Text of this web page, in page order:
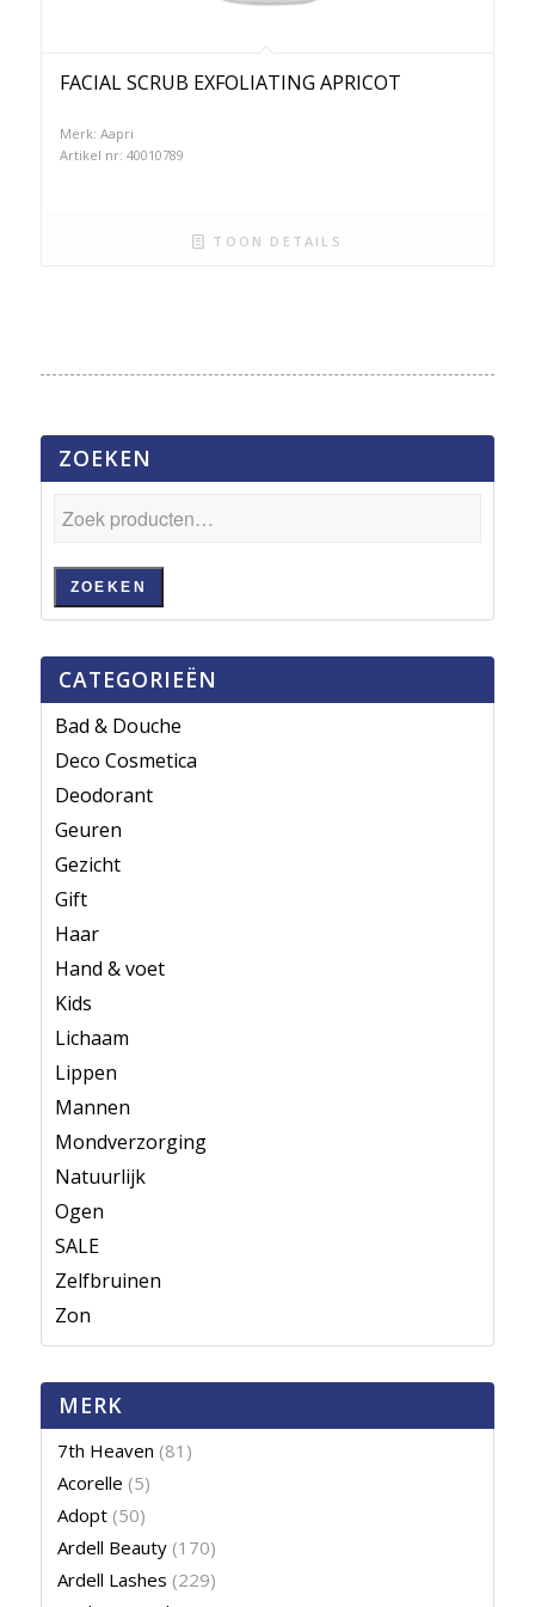
FACIAL SCRUB EXFOLIATING APRICOT
Merk: Aapri
Artikel nr: 40010789
TOON DETAILS
ZOEKEN
ZOEKEN
CATEGORIEËN
Bad & Douche
Deco Cosmetica
Deodorant
Geuren
Gezicht
Gift
Haar
Hand & voet
Kids
Lichaam
Lippen
Mannen
Mondverzorging
Natuurlijk
Ogen
SALE
Zelfbruinen
Zon
MERK
7th Heaven (81)
Acorelle (5)
Adopt (50)
Ardell Beauty (170)
Ardell Lashes (229)